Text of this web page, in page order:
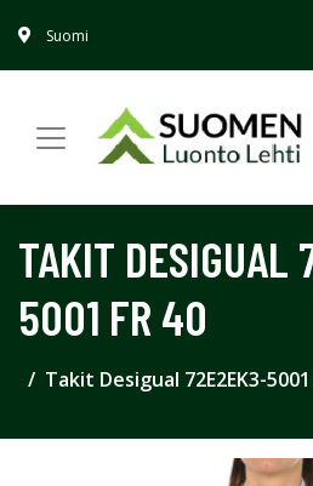
Suomi
TAKIT DESIGUAL
5001 FR 40
Takit Desigual 72E2EK3-5001